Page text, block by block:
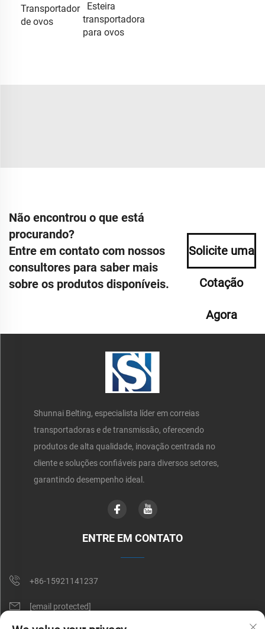
Transportador
de ovos
Esteira
transportadora
para ovos
Não encontrou o que está
procurando?
Entre em contato com nossos
consultores para saber mais
sobre os produtos disponíveis.
Solicite uma
Cotação
Agora
Shunnai Belting, especialista líder em correias
transportadoras e de transmissão, oferecendo
produtos de alta qualidade, inovação centrada no
cliente e soluções confiáveis para diversos setores,
garantindo desempenho ideal.
ENTRE EM CONTATO
+86-15921141237
[email protected]